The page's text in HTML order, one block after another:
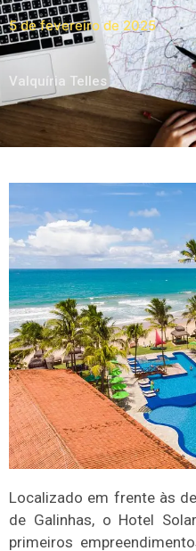
5 de fevereiro de 2025
Valquíria Telles
Localizado em frente às
de Galinhas, o Hotel
primeiros